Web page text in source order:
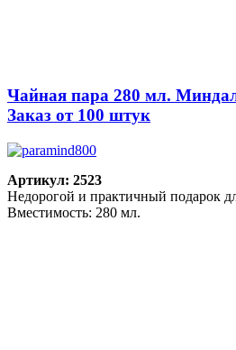
Чайная пара 280 мл.
Заказ от 100 штук
Артикул: 2523
Недорогой и практичный подарок
Вместимость: 280 мл.